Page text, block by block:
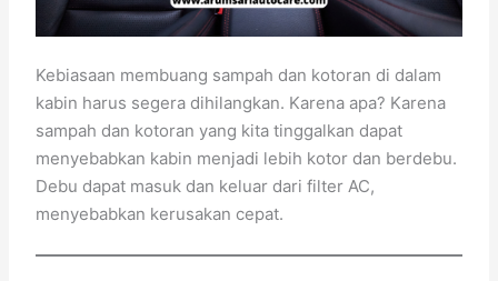
Kebiasaan membuang sampah dan kotoran di dalam
kabin harus segera dihilangkan. Karena apa? Karena
sampah dan kotoran yang kita tinggalkan dapat
menyebabkan kabin menjadi lebih kotor dan berdebu.
Debu dapat masuk dan keluar dari filter AC,
menyebabkan kerusakan cepat.